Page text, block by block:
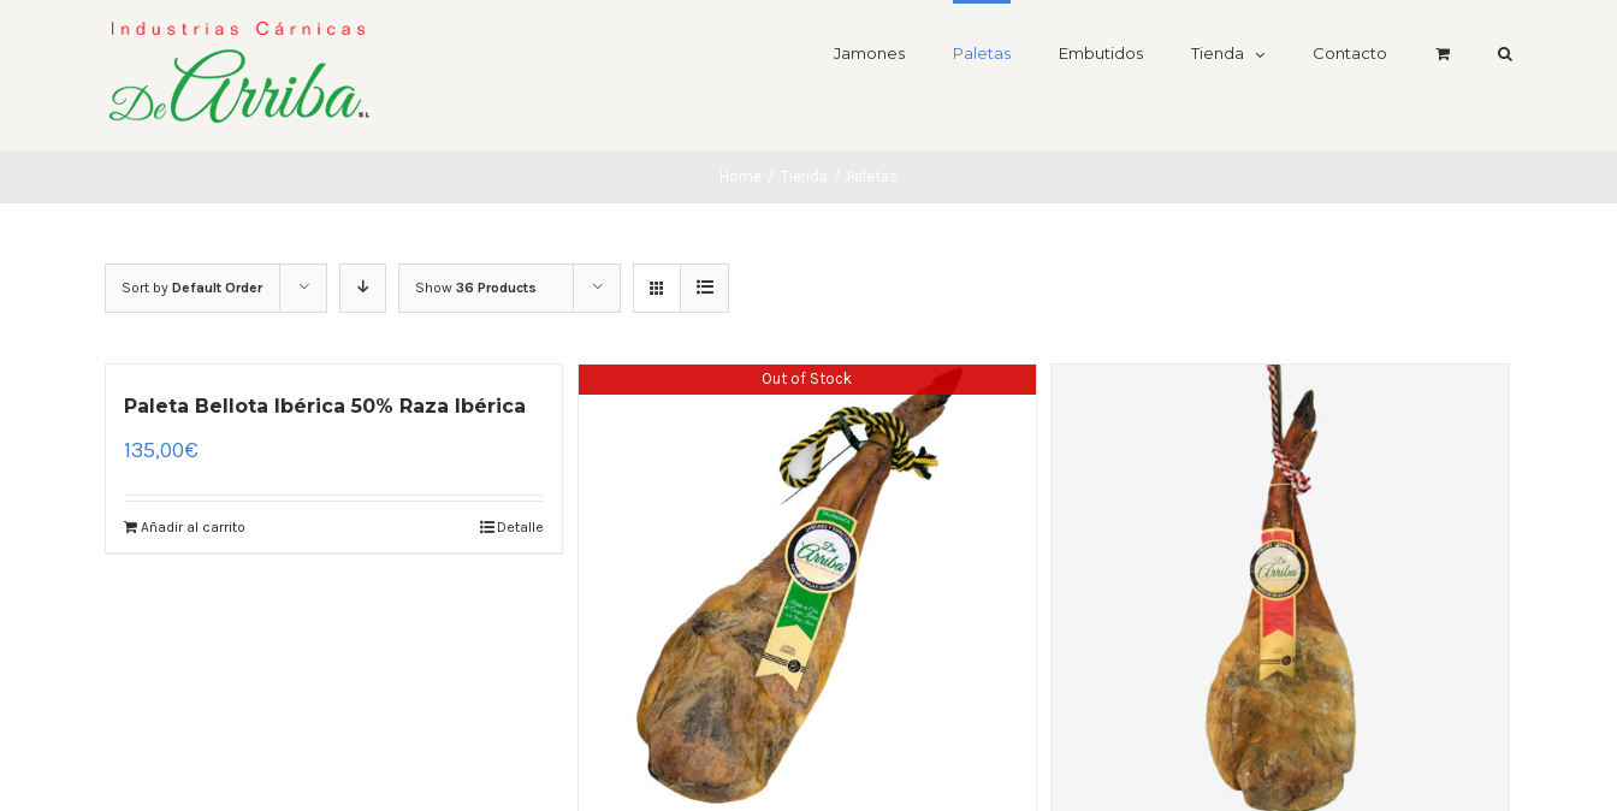
Jamones Paletas Embutidos Tienda Contacto
Sort by Default Order Show 36 Products
Paleta Bellota Ibérica 50% Raza Ibérica
135,00€
Añadir al carrito Detalle
Out of Stock